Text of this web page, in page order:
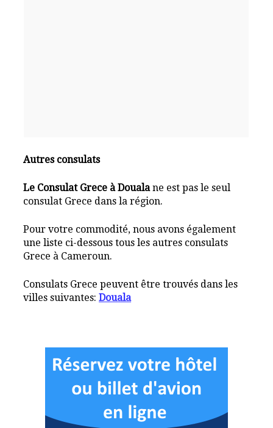
Autres consulats
Le Consulat Grece à Doualane est pas le seul
consulat Grece dans la région.
Pour votre commodité, nous avons également
une liste ci-dessous tous les autres consulats
Grece à Cameroun.
Consulats Grece peuvent être trouvés dans les
villes suivantes:Douala